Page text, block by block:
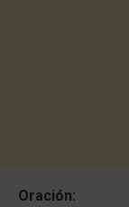
Oración: